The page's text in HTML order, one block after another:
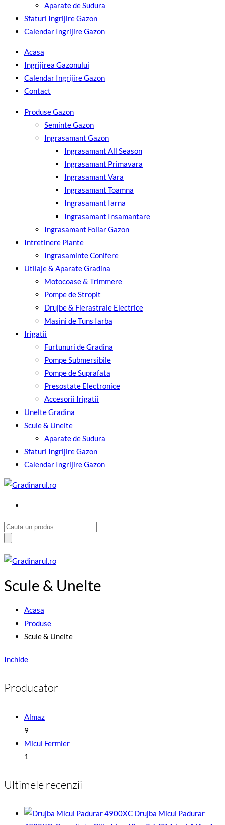
Aparate de Sudura
Sfaturi Ingrijire Gazon
Calendar Ingrijire Gazon
Acasa
Ingrijirea Gazonului
Calendar Ingrijire Gazon
Contact
Produse Gazon
Seminte Gazon
Ingrasamant Gazon
Ingrasamant All Season
Ingrasamant Primavara
Ingrasamant Vara
Ingrasamant Toamna
Ingrasamant Iarna
Ingrasamant Insamantare
Ingrasamant Foliar Gazon
Intretinere Plante
Ingrasaminte Conifere
Utilaje & Aparate Gradina
Motocoase & Trimmere
Pompe de Stropit
Drujbe & Fierastraie Electrice
Masini de Tuns Iarba
Irigatii
Furtunuri de Gradina
Pompe Submersibile
Pompe de Suprafata
Presostate Electronice
Accesorii Irigatii
Unelte Gradina
Scule & Unelte
Aparate de Sudura
Sfaturi Ingrijire Gazon
Calendar Ingrijire Gazon
Cauta:
Scule & Unelte
Acasa
Produse
Scule & Unelte
Inchide
Producator
Almaz
9
Micul Fermier
1
Ultimele recenzii
Drujba Micul Padurar